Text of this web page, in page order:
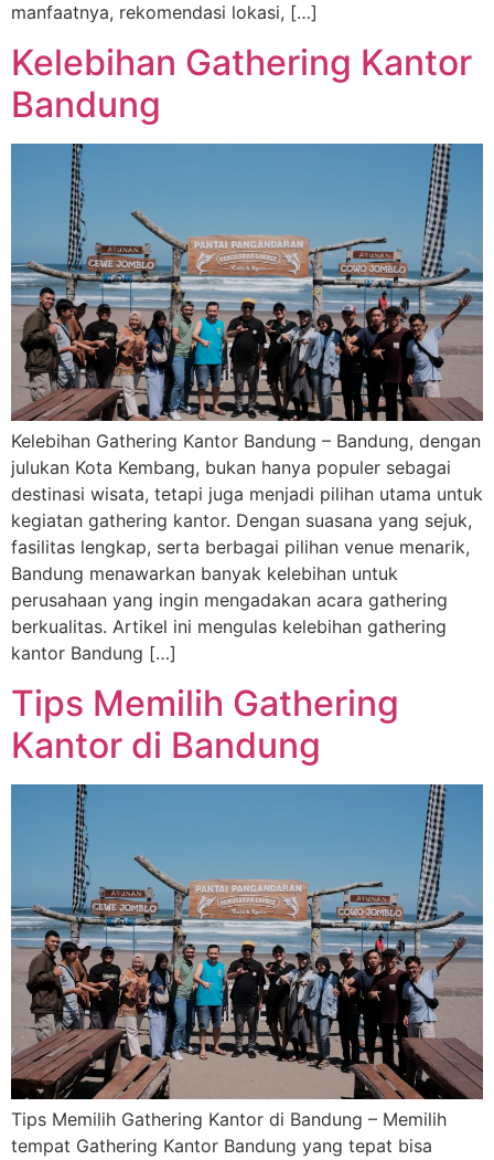
manfaatnya, rekomendasi lokasi, […]
Kelebihan Gathering Kantor
Bandung
Kelebihan Gathering Kantor Bandung – Bandung, dengan
julukan Kota Kembang, bukan hanya populer sebagai
destinasi wisata, tetapi juga menjadi pilihan utama untuk
kegiatan gathering kantor. Dengan suasana yang sejuk,
fasilitas lengkap, serta berbagai pilihan venue menarik,
Bandung menawarkan banyak kelebihan untuk
perusahaan yang ingin mengadakan acara gathering
berkualitas. Artikel ini mengulas kelebihan gathering
kantor Bandung […]
Tips Memilih Gathering
Kantor di Bandung
Tips Memilih Gathering Kantor di Bandung – Memilih
tempat Gathering Kantor Bandung yang tepat bisa